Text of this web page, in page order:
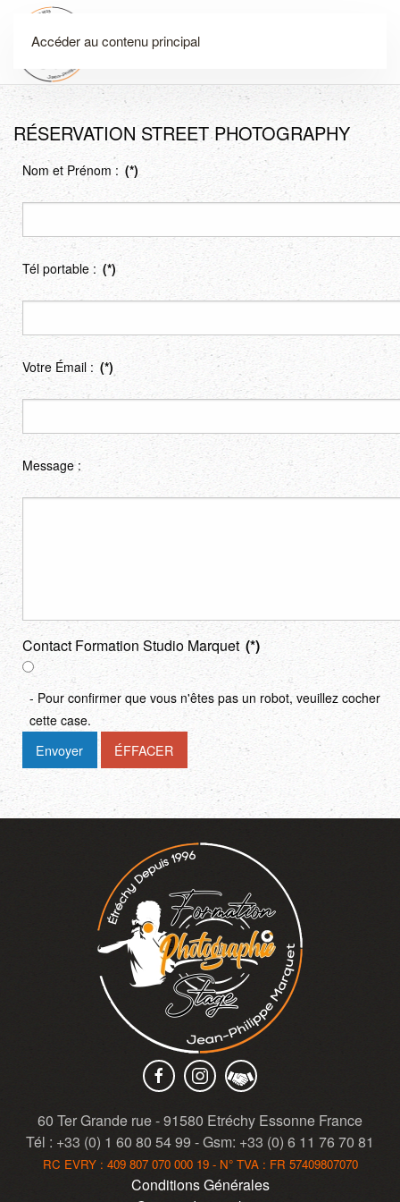
Accéder au contenu principal
RÉSERVATION STREET PHOTOGRAPHY
Nom et Prénom : (*)
Tél portable : (*)
Votre Émail : (*)
Message :
Contact Formation Studio Marquet (*)
- Pour confirmer que vous n'êtes pas un robot, veuillez cocher
cette case.
Envoyer ÉFFACER
60 Ter Grande rue - 91580 Etréchy Essonne France
Tél : +33 (0) 1 60 80 54 99 - Gsm: +33 (0) 6 11 76 70 81
RC EVRY : 409 807 070 000 19 - N° TVA : FR 57409807070
Conditions Générales